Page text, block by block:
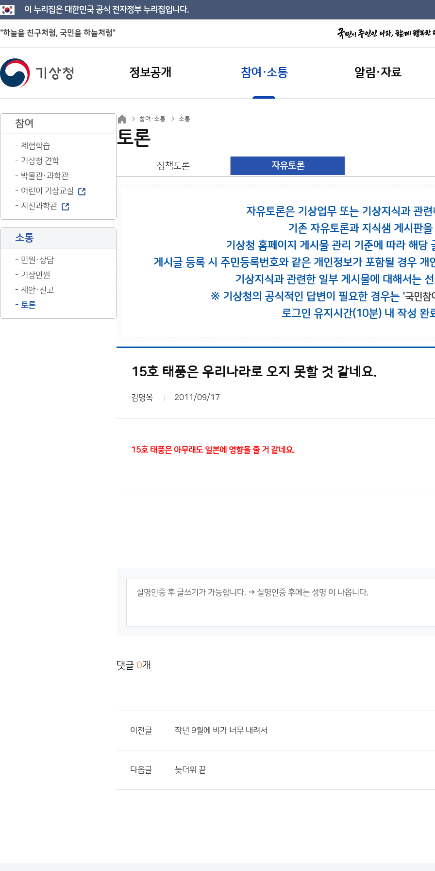
이 누리집은 대한민국 공식 전자정부 누리집입니다.
"하늘을 친구처럼, 국민을 하늘처럼"
정보공개 참여·소통 알림·자료
참여
체험학습
기상청 견학
박물관·과학관
어린이 기상교실
지진과학관
소통
민원·상담
기상민원
제안·신고
토론
참여·소통 소통
토론
정책토론 자유토론
자유토론은 기상업무 또는 기상지식과 관
기존 자유토론과 지식샘 게시판
기상청 홈페이지 게시물 관리 기준에 따라 해당
게시글 등록 시 주민등록번호와 같은 개인정보가 포함될 경우
기상지식과 관련한 일부 게시물에 대해서는
※ 기상청의 공식적인 답변이 필요한 경우는 '국민참
로그인 유지시간(10분) 내 작성 완
15호 태풍은 우리나라로 오지 못할 것 같네요.
김명옥 2011/09/17
15호 태풍은 아무래도 일본에 영향을 줄 거 같네요.
댓글 0개
이전글 작년 9월에 비가 너무 내려서
다음글 늦더위 끝